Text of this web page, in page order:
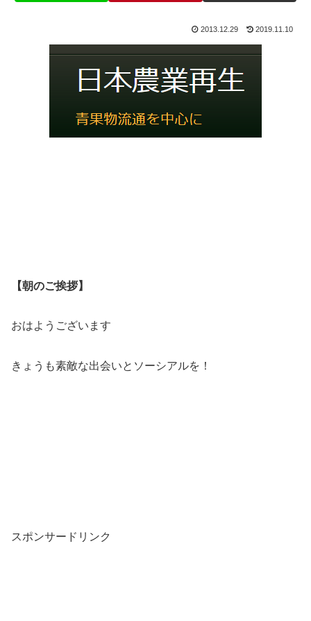
2013.12.29 2019.11.10
【朝のご挨拶】
おはようございます
きょうも素敵な出会いとソーシアルを！
スポンサードリンク